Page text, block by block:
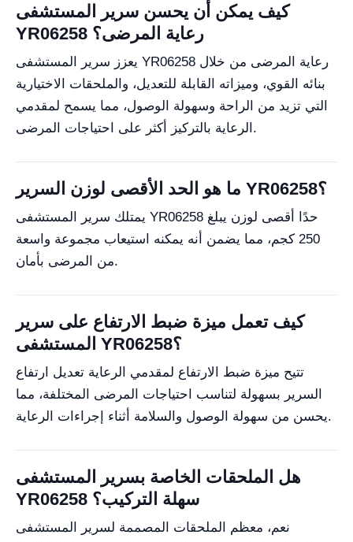
كيف يمكن أن يحسن سرير المستشفى
YR06258 رعاية المرضى؟
يعزز سرير المستشفى YR06258 رعاية المرضى من خلال
بنائه القوي، وميزاته القابلة للتعديل، والملحقات الاختيارية
التي تزيد من الراحة وسهولة الوصول، مما يسمح لمقدمي
الرعاية بالتركيز أكثر على احتياجات المرضى.
ما هو الحد الأقصى لوزن السرير YR06258؟
يمتلك سرير المستشفى YR06258 حدًا أقصى لوزن يبلغ
250 كجم، مما يضمن أنه يمكنه استيعاب مجموعة واسعة
من المرضى بأمان.
كيف تعمل ميزة ضبط الارتفاع على سرير
المستشفى YR06258؟
تتيح ميزة ضبط الارتفاع لمقدمي الرعاية تعديل ارتفاع
السرير بسهولة لتناسب احتياجات المرضى المختلفة، مما
يحسن من سهولة الوصول والسلامة أثناء إجراءات الرعاية.
هل الملحقات الخاصة بسرير المستشفى
YR06258 سهلة التركيب؟
نعم، معظم الملحقات المصممة لسرير المستشفى